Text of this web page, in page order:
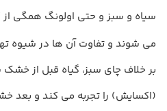
سیاه و سبز و حتی اولونگ همگی از
می شوند و تفاوت آن ها در شیوه
بر خلاف چای سبز، گیاه قبل از
(اکسایش) را تجربه می کند و بعد